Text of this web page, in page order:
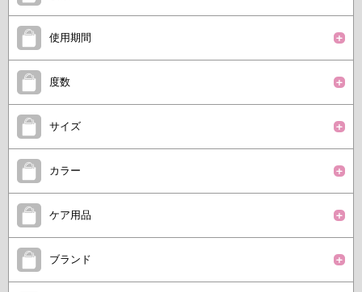
使用期間
度数
サイズ
カラー
ケア用品
ブランド